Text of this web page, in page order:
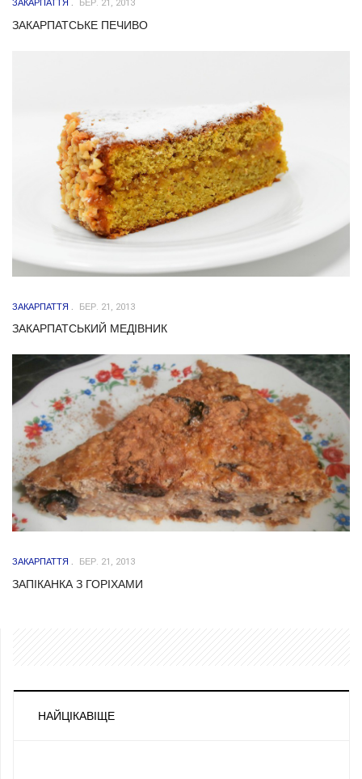
ЗАКАРПАТТЯ БЕР. 21, 2013
ЗАКАРПАТСЬКЕ ПЕЧИВО
ЗАКАРПАТТЯ БЕР. 21, 2013
ЗАКАРПАТСЬКИЙ МЕДІВНИК
ЗАКАРПАТТЯ БЕР. 21, 2013
ЗАПІКАНКА З ГОРІХАМИ
НАЙЦІКАВІЩЕ